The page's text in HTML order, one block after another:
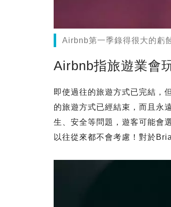
Airbnb第一季錄得很大的虧
Airbnb指旅遊業會
即使過往的旅遊方式已完結，
的旅遊方式已經結束，而且永
生、安全等問題，遊客可能會
以往從來都不會考慮！對於